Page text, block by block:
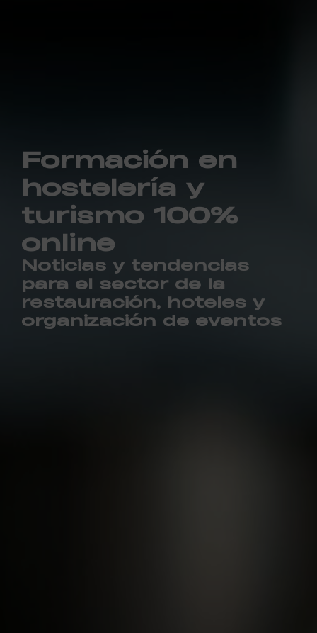
Formación en
hostelería y
turismo 100%
online
Noticias y tendencias
para el sector de la
restauración, hoteles y
organización de eventos